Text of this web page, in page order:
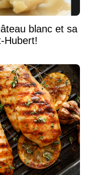
blanc et sa
Hubert!